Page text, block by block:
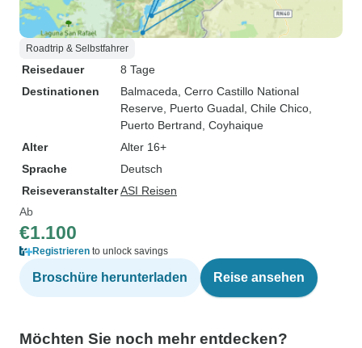
Roadtrip & Selbstfahrer
Reisedauer
8 Tage
Destinationen
Balmaceda , Cerro Castillo National
Reserve , Puerto Guadal , Chile Chico
Puerto Bertrand , Coyhaique
Alter
Alter 16+
Sprache
Deutsch
ReiseveranstalterASI Reisen
Ab
€1.100
Registrieren to unlock savings
Broschüre herunterladen Reise ansehen
Möchten Sie noch mehr entdecken?